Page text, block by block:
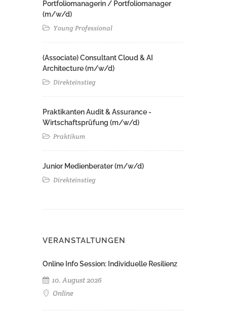
Portfoliomanagerin / Portfoliomanager
(m/w/d)
Young Professional
(Associate) Consultant Cloud & AI
Architecture (m/w/d)​ ​
Direkteinstieg
Praktikanten Audit & Assurance -
Wirtschaftsprüfung (m/w/d)
Praktikum
Junior Medienberater (m/w/d)
Direkteinstieg
VERANSTALTUNGEN
Online Info Session: Individuelle Resilienz
10. August 2026
Online